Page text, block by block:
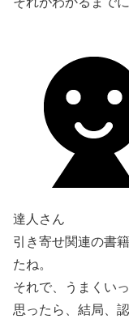
達人さん
引き寄せ関連の書
たね。
それで、うまくい
思ったら、結局、